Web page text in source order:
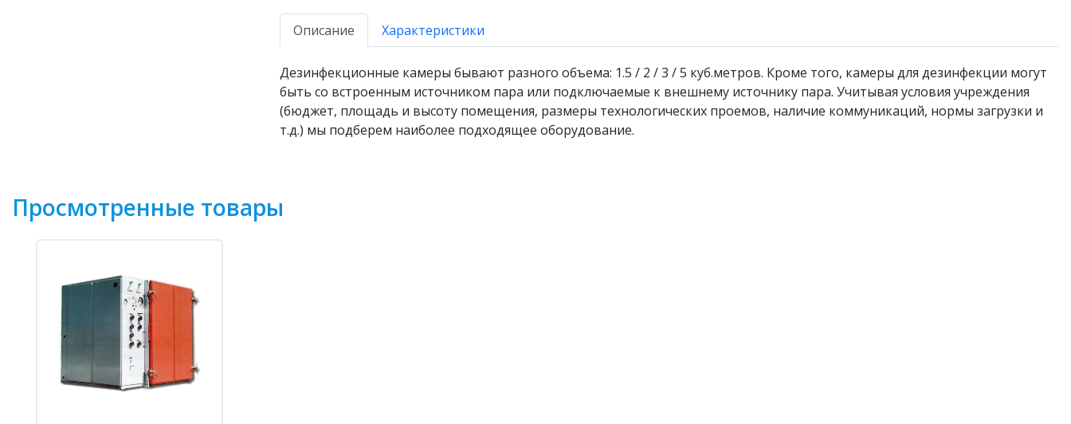
Описание Характеристики
Дезинфекционные камеры бывают разного объема: 1.5 / 2 / 3 / 5 куб.метров. Кроме того, камеры для дезинфекции могут
быть со встроенным источником пара или подключаемые к внешнему источнику пара. Учитывая условия учреждения
(бюджет, площадь и высоту помещения, размеры технологических проемов, наличие коммуникаций, нормы загрузки и
т.д.) мы подберем наиболее подходящее оборудование.
Просмотренные товары